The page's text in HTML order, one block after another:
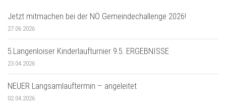
Jetzt mitmachen bei der NÖ Gemeindechallenge 2026!
27.06.2026
5.Langenloiser Kinderlaufturnier 9.5. ERGEBNISSE
23.04.2026
NEUER Langsamlauftermin – angeleitet
02.04.2026